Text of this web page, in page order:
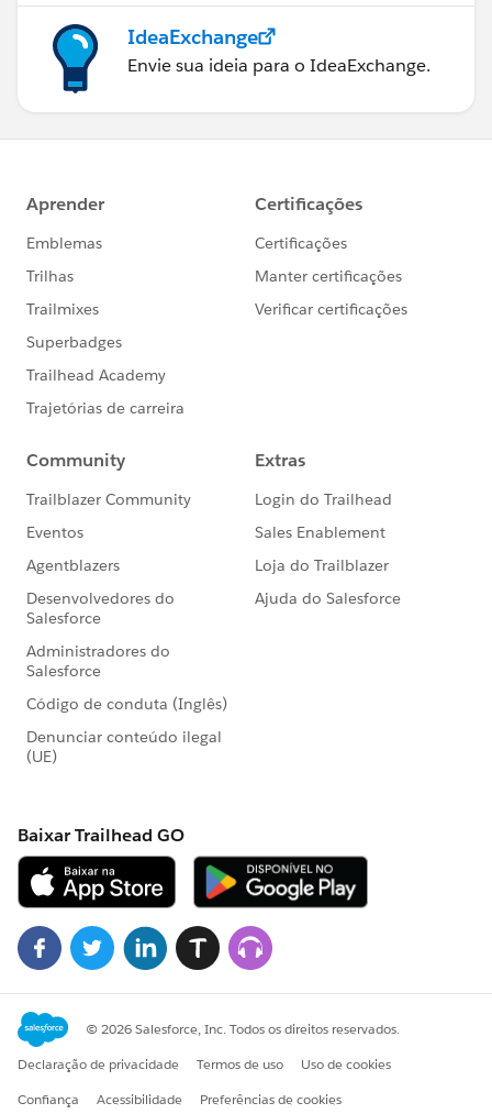
IdeaExchange
Envie sua ideia para o IdeaExchange.